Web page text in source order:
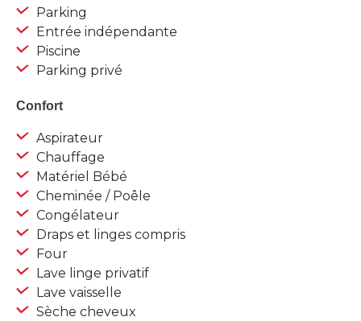
Parking
Entrée indépendante
Piscine
Parking privé
Confort
Aspirateur
Chauffage
Matériel Bébé
Cheminée / Poêle
Congélateur
Draps et linges compris
Four
Lave linge privatif
Lave vaisselle
Sèche cheveux